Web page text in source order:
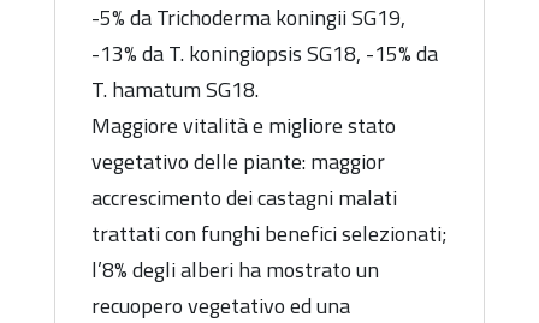
-5% da Trichoderma koningii SG19,
-13% da T. koningiopsis SG18, -15% da
T. hamatum SG18.
Maggiore vitalità e migliore stato
vegetativo delle piante: maggior
accrescimento dei castagni malati
trattati con funghi benefici selezionati;
l’8% degli alberi ha mostrato un
recuopero vegetativo ed una